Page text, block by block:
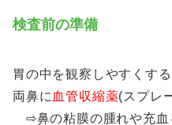
検査前の準備
胃の中を観察しやすくす
両鼻に 血管収縮薬(スプレ
⇨鼻の粘膜の腫れや充血